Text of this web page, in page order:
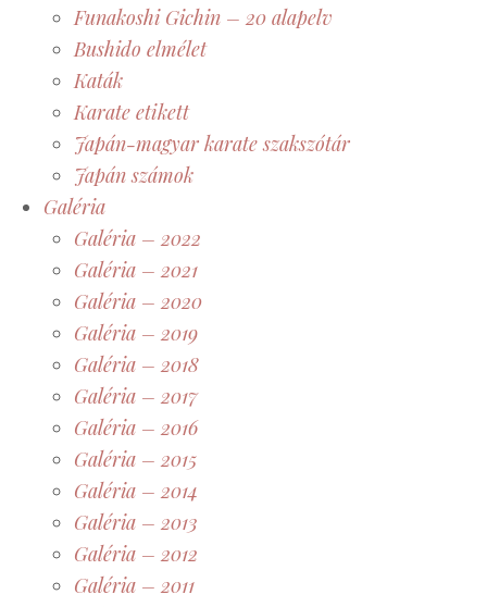
Funakoshi Gichin – 20 alapelv
Bushido elmélet
Katák
Karate etikett
Japán-magyar karate szakszótár
Japán számok
Galéria
Galéria – 2022
Galéria – 2021
Galéria – 2020
Galéria – 2019
Galéria – 2018
Galéria – 2017
Galéria – 2016
Galéria – 2015
Galéria – 2014
Galéria – 2013
Galéria – 2012
Galéria – 2011